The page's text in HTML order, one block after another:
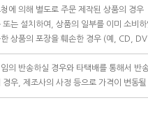
에 의해 별도로 주문 제작된 상품의 경우
또는 설치하여, 상품의 일부를 이미 소비
상품의 포장을 훼손한 경우 (예, CD,
의 반송하실 경우와 타택배를 통해서
경우, 제조사의 사정 등으로 가격이 변동